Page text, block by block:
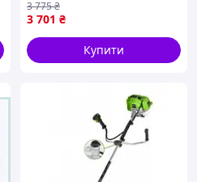
3 701 ₴
3 775₴
Купити